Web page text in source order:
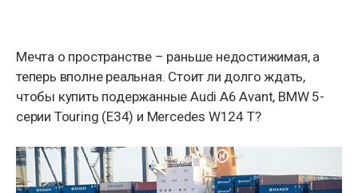
Мечта о пространстве – раньше недостижимая, а
теперь вполне реальная. Стоит ли долго ждать,
чтобы купить подержанные Audi A6 Avant, BMW 5-
серии Touring (E34) и Mercedes W124 T?